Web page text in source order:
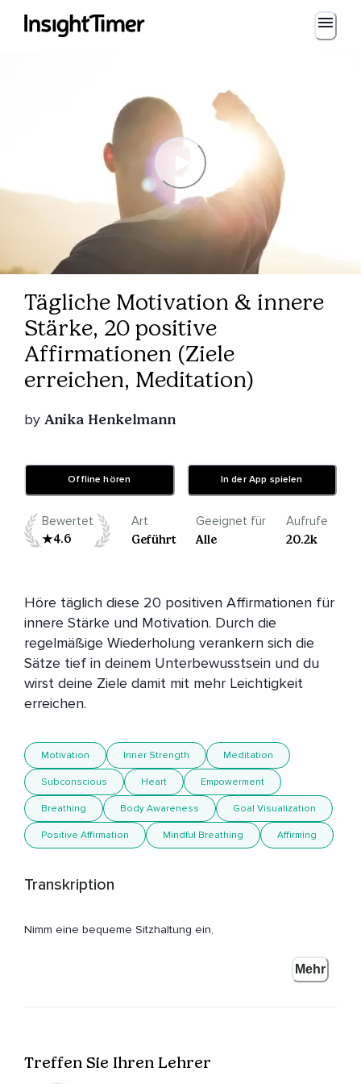
Tägliche Motivation & innere
Stärke, 20 positive
Affirmationen (Ziele
erreichen, Meditation)
by Anika Henkelmann
Offline hören In der App spielen
Bewertet
4.6
Art
Geführt
Geeignet für
Alle
Aufrufe
20.2k
Höre täglich diese 20 positiven Affirmationen für
innere Stärke und Motivation. Durch die
regelmäßige Wiederholung verankern sich die
Sätze tief in deinem Unterbewusstsein und du
wirst deine Ziele damit mit mehr Leichtigkeit
erreichen.
Motivation Inner Strength Meditation
Subconscious Heart Empowerment
Breathing Body Awareness Goal Visualization
Positive Affirmation Mindful Breathing Affirming
Transkription
Nimm eine bequeme Sitzhaltung ein,
Schließe deine Augen und atme ganz tief durch die Nase
Mehr
Treffen Sie Ihren Lehrer